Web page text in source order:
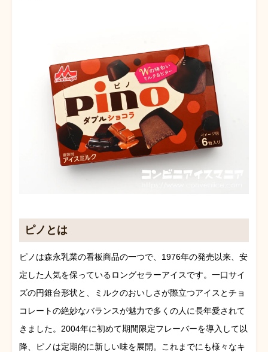
ピノとは
ピノは森永乳業の看板商品の一つで、1976年の発売以来、安
定した人気を保っているロングセラーアイスです。一口サイ
ズの円錐台形状と、ミルクのおいしさが際立つアイスとチョ
コレートの絶妙なバランスが魅力で多くの人に長年愛されて
きました。2004年に初めて期間限定フレーバーを導入して以
降、ピノは定期的に新しい味を展開。これまでにも様々なキ